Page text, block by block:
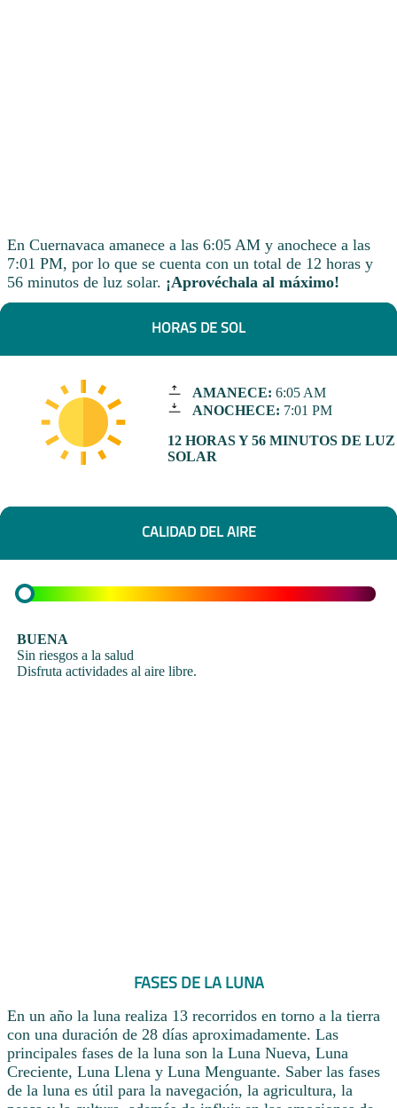
En Cuernavaca amanece a las 6:05 AM y anochece a las
7:01 PM, por lo que se cuenta con un total de 12 horas y
56 minutos de luz solar. ¡Aprovéchala al máximo!
HORAS DE SOL
AMANECE: 6:05 AM
ANOCHECE: 7:01 PM
12 HORAS Y 56 MINUTOS DE LUZ
SOLAR
CALIDAD DEL AIRE
BUENA
Sin riesgos a la salud
Disfruta actividades al aire libre.
FASES DE LA LUNA
En un año la luna realiza 13 recorridos en torno a la tierra
con una duración de 28 días aproximadamente. Las
principales fases de la luna son la Luna Nueva, Luna
Creciente, Luna Llena y Luna Menguante. Saber las fases
de la luna es útil para la navegación, la agricultura, la